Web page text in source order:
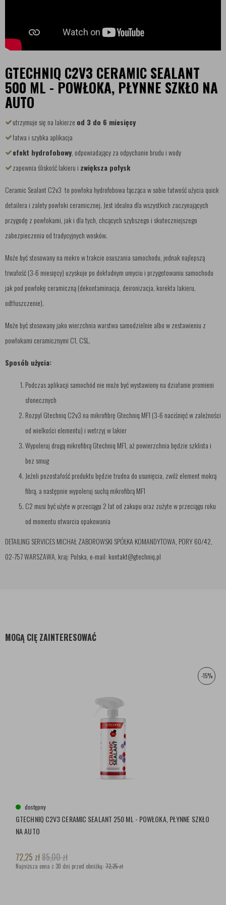
GTECHNIQ C2V3 CERAMIC SEALANT
500 ML - POWŁOKA, PŁYNNE SZKŁO NA
AUTO
utrzymuje się na lakierze od 3 do 6 miesięcy
łatwa i szybka aplikacja
efekt hydrofobowy , odpowiadający za odpychanie brudu i wody
zapewnia śliskość lakieru i zwiększa połysk
Ceramic Sealant C2v3 to powłoka hydrofobowa łącząca w sobie łatwość użycia quick
detailera i zalety powłoki ceramicznej. Jest idealna dla wszystkich zaczynających
przygodę z powłokami, jak i dla tych, chcących szybszego i skuteczniejszego
zabezpieczenia od tradycyjnych wosków.
Może być stosowany na mokro w trakcie osuszania samochodu, jednak najlepszą
trwałość (3-6 miesięcy) uzyskuje po dokładnym umyciu i przygotowaniu samochodu
jak pod powłokę ceramiczną (dekontaminacja, deironizacja, korekta lakieru,
odtłuszczenie).
Może być stosowany jako wierzchnia warstwa samodzielnie albo w zestawieniu z
powłokami ceramicznymi C1, CSL.
Sposób użycia:
Podczas aplikacji samochód nie może być wystawiony na działanie promieni
słonecznych
Rozpyl Gtechniq C2v3 na mikrofibrę Gtechniq MF1 (3-6 naciśnięć w zależności
od wielkości elementu) i wetrzyj w lakier
Wypoleruj drugą mikrofibrą Gtechniq MF1, aż powierzchnia będzie szklista i
bez smug
Jeżeli pozostałość produktu będzie trudna do usunięcia, zwilż element mokrą
fibrą, a następnie wypoleruj suchą mikrofibrą MF1
C2 musi być użyte w przeciągu 2 lat od zakupu oraz zużyte w przeciągu roku
od momentu otwarcia opakowania
DETAILING SERVICES MICHAŁ ZABOROWSKI SPÓŁKA KOMANDYTOWA, PORY 60/42,
02-757 WARSZAWA, kraj: Polska, e-mail: kontakt@gtechniq.pl
MOGĄ CIĘ ZAINTERESOWAĆ
-15%
dostępny
GTECHNIQ C2V3 CERAMIC SEALANT 250 ML - POWŁOKA, PŁYNNE SZKŁO
NA AUTO
72,25 zł85,00zł
Najniższa cena z 30 dni przed obniżką: 72,25 zł